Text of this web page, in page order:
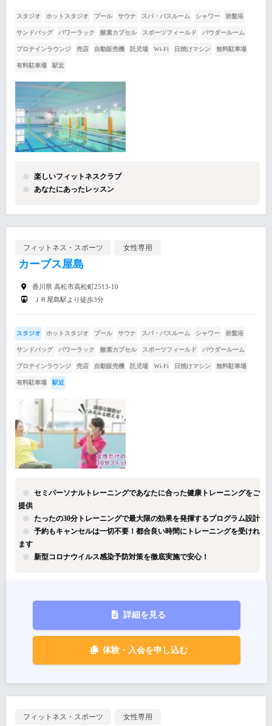
スタジオ ホットスタジオ プール サウナ スパ・バスルーム シャワー 岩盤浴
サンドバッグ パワーラック 酸素カプセル スポーツフィールド パウダールーム
プロテインラウンジ 売店 自動販売機 託児場 Wi-Fi 日焼けマシン 無料駐車場
有料駐車場 駅近
楽しいフィットネスクラブ
あなたにあったレッスン
フィットネス・スポーツ 女性専用
カーブス屋島
香川県 高松市高松町2513-10
ＪＲ屋島駅より徒歩3分
スタジオ ホットスタジオ プール サウナ スパ・バスルーム シャワー 岩盤浴
サンドバッグ パワーラック 酸素カプセル スポーツフィールド パウダールーム
プロテインラウンジ 売店 自動販売機 託児場 Wi-Fi 日焼けマシン 無料駐車場
有料駐車場 駅近
セミパーソナルトレーニングであなたに合った健康トレーニングをご
提供
たったの30分トレーニングで最大限の効果を発揮するプログラム設計
予約もキャンセルは一切不要！都合良い時間にトレーニングを受けれ
ます
新型コロナウイルス感染予防対策を徹底実施で安心！
詳細を見る
体験・入会を申し込む
フィットネス・スポーツ 女性専用